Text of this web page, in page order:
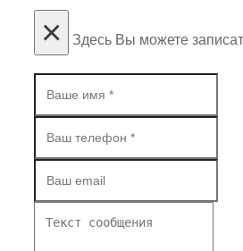
× Здесь Вы можете